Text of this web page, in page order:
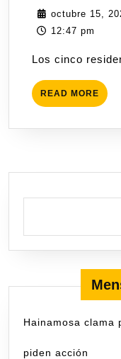
octubre 15,
12:47 pm
Los cinco
READ MORE
Hainamosa clama
piden acción